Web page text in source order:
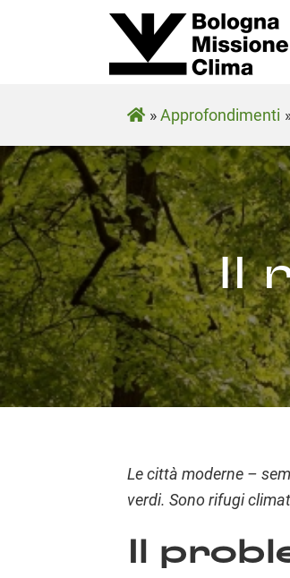
»Approfondimenti
Il
Le città moderne –
verdi. Sono rifugi
Il